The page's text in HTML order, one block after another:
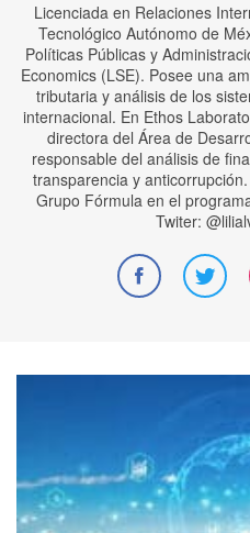
Licenciada en Relaciones
Tecnológico Autónomo de
Políticas Públicas y
Economics (LSE). Posee una
tributaria y análisis de los
internacional. En Ethos
directora del Área de
responsable del análisis de
transparencia y
Grupo Fórmula en el
Twiter: